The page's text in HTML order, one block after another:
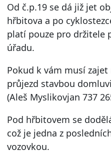
Od č.p.19 se dá již jet
hřbitova a po
platí pouze pro držitele
úřadu.
Pokud k vám musí
průjezd stavbou
(Aleš Myslikovjan 737
Pod hřbitovem se
což je jedna z
vozovkou.